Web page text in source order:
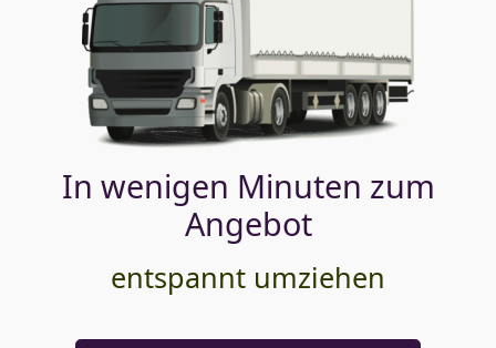
In wenigen Minuten zum
Angebot
entspannt umziehen